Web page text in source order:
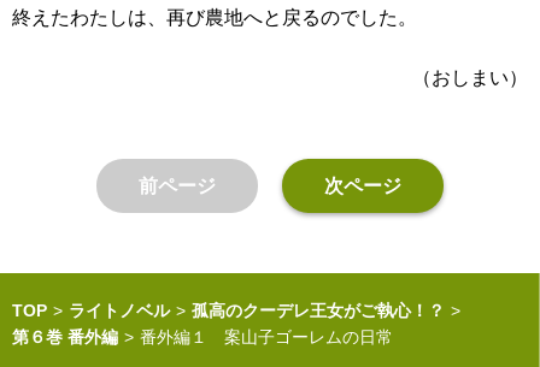
終えたわたしは、再び農地へと戻るのでした。
（おしまい）
前ページ 次ページ
TOP ライトノベル
孤高のクーデレ王女がご執心！？
第６巻 番外編
番外編１ 案山子ゴーレムの日常